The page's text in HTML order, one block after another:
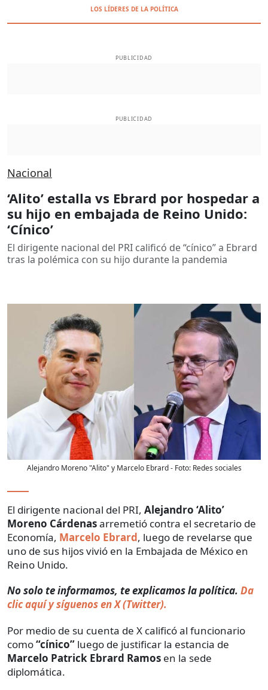
LOS LÍDERES DE LA POLÍTICA
PUBLICIDAD
PUBLICIDAD
Nacional
‘Alito’ estalla vs Ebrard por hospedar a
su hijo en embajada de Reino Unido:
‘Cínico’
El dirigente nacional del PRI calificó de “cínico” a Ebrard
tras la polémica con su hijo durante la pandemia
Alejandro Moreno "Alito" y Marcelo Ebrard- Foto: Redes sociales
El dirigente nacional del PRI, Alejandro ‘Alito’
Moreno Cárdenasarremetió contra el secretario de
Economía, Marcelo Ebrard, luego de revelarse que
uno de sus hijos vivió en la Embajada de México en
Reino Unido.
No solo te informamos, te explicamos la política. Da
clic aquí y síguenos en X (Twitter).
Por medio de su cuenta de X calificó al funcionario
como“cínico” luego de justificar la estancia de
Marcelo Patrick Ebrard Ramos en la sede
diplomática.